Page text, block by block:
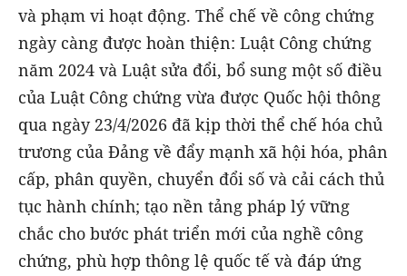
và phạm vi hoạt động. Thể chế về công chứng
ngày càng được hoàn thiện: Luật Công chứng
năm 2024 và Luật sửa đổi, bổ sung một số điều
của Luật Công chứng vừa được Quốc hội thông
qua ngày 23/4/2026 đã kịp thời thể chế hóa chủ
trương của Đảng về đẩy mạnh xã hội hóa, phân
cấp, phân quyền, chuyển đổi số và cải cách thủ
tục hành chính; tạo nền tảng pháp lý vững
chắc cho bước phát triển mới của nghề công
chứng, phù hợp thông lệ quốc tế và đáp ứng